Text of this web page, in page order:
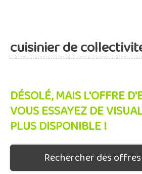
cuisinier de
DÉSOLÉ, MAIS L'OFFRE
VOUS ESSAYEZ DE
PLUS DISPONIBLE !
Rechercher des